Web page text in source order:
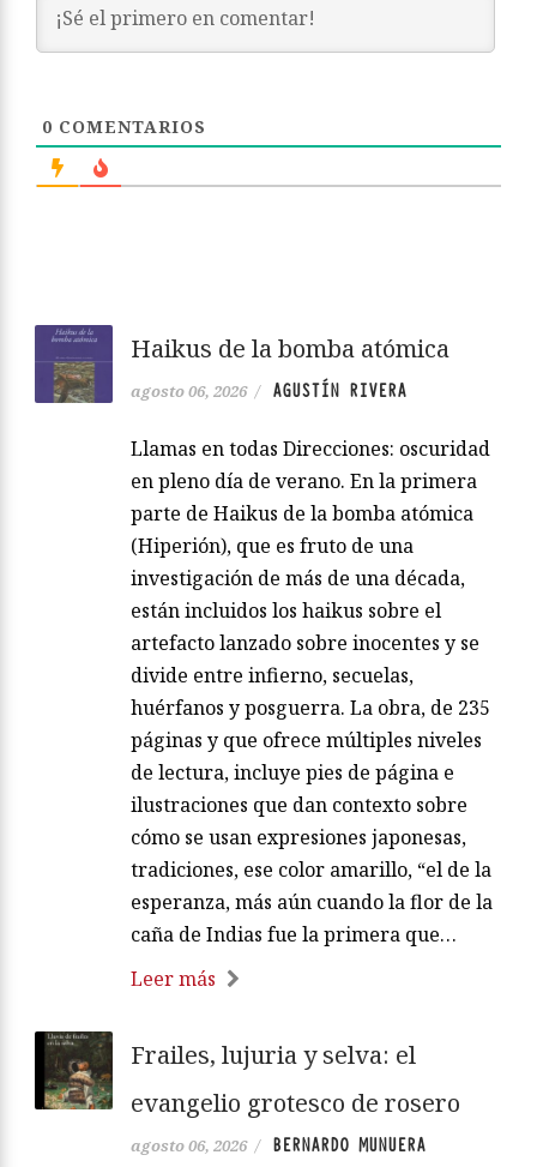
0 COMENTARIOS
Haikus de la bomba atómica
agosto 06, 2026 / AGUSTÍN RIVERA
Llamas en todas Direcciones: oscuridad
en pleno día de verano. En la primera
parte de Haikus de la bomba atómica
(Hiperión), que es fruto de una
investigación de más de una década,
están incluidos los haikus sobre el
artefacto lanzado sobre inocentes y se
divide entre infierno, secuelas,
huérfanos y posguerra. La obra, de 235
páginas y que ofrece múltiples niveles
de lectura, incluye pies de página e
ilustraciones que dan contexto sobre
cómo se usan expresiones japonesas,
tradiciones, ese color amarillo, “el de la
esperanza, más aún cuando la flor de la
caña de Indias fue la primera que…
Leer más
Frailes, lujuria y selva: el
evangelio grotesco de rosero
agosto 06, 2026 /
BERNARDO MUNUERA